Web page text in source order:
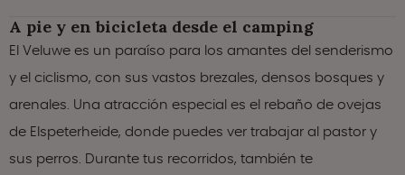
A pie y en bicicleta desde el camping
El Veluwe es un paraíso para los amantes del senderismo
y el ciclismo, con sus vastos brezales, densos bosques y
arenales. Una atracción especial es el rebaño de ovejas
de Elspeterheide, donde puedes ver trabajar al pastor y
sus perros. Durante tus recorridos, también te